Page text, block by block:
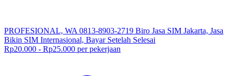
PROFESIONAL, WA 0813-8903-2719 Biro Jasa SIM Jakarta, Jasa
Bikin SIM Internasional, Bayar Setelah Selesai
Rp20.000 - Rp25.000 per pekerjaan